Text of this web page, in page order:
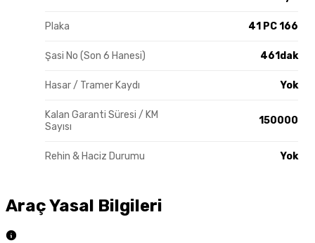
Plaka 41 PC 166
Şasi No (Son 6 Hanesi) 461dak
Hasar / Tramer Kaydı Yok
Kalan Garanti Süresi / KM
Sayısı
150000
Rehin & Haciz Durumu Yok
Araç Yasal Bilgileri